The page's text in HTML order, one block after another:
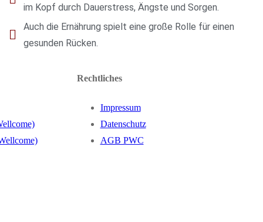
im Kopf durch Dauerstress, Ängste und Sorgen.
Auch die Ernährung spielt eine große Rolle für einen
gesunden Rücken.
Rechtliches
Impressum
Datenschutz
AGB PWC